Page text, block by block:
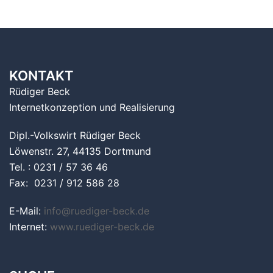
KONTAKT
Rüdiger Beck
Internetkonzeption und Realisierung
Dipl.-Volkswirt Rüdiger Beck
Löwenstr. 27, 44135 Dortmund
Tel. : 0231 / 57 36 46
Fax: 0231 / 912 586 28
E-Mail: info@ruediger-beck.de
Internet: www.ruediger-beck.de